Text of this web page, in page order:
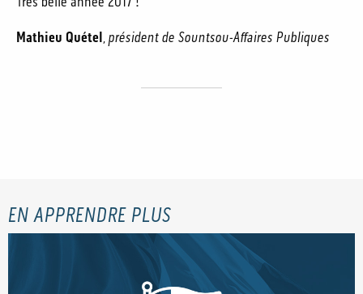
Mathieu Quétel,président de Sountsou-Affaires Publiques
EN APPRENDRE PLUS